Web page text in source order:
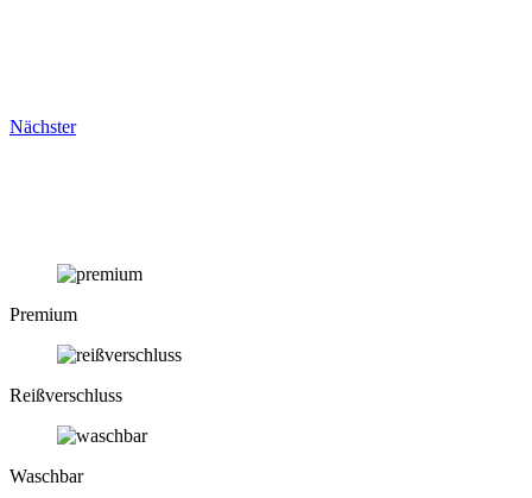
Nächster
Premium
Reiß­verschluss
Waschbar